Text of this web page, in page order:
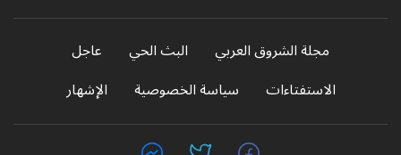
مجلة الشروق العربي البث الحي
عاجل
الاستفتاءات
سياسة الخصوصية الإشهار